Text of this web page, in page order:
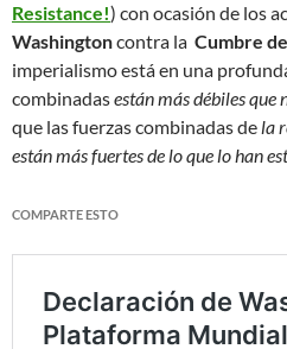
Resistance!) con ocasión de los
Washingtoncontra la Cumbre
imperialismo está en una
combinadasestán más débiles que
que las fuerzas combinadas de la
están más fuertes de lo que lo han
COMPARTE ESTO